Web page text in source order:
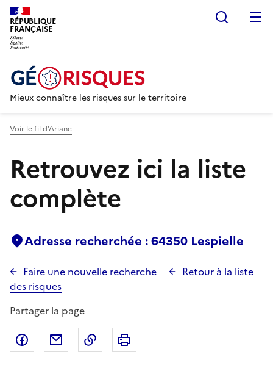
RÉPUBLIQUE
FRANÇAISE
Mieux connaître les risques sur le territoire
Voir le fil d’Ariane
Retrouvez ici la liste
complète
Adresse recherchée : 64350 Lespielle
Faire une nouvelle recherche
Retour à la liste
des risques
Partager la page
Partager sur Facebook
Partager par emailCopier dans le presse-papier